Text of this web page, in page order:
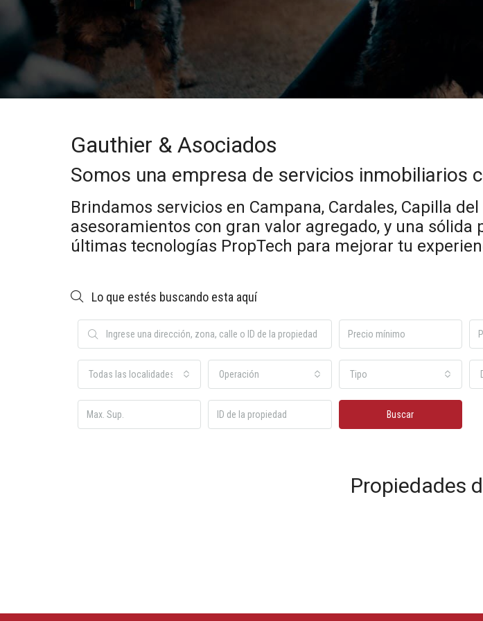
Gauthier & Asociados
Somos una empresa de servicios inmobiliarios
Brindamos servicios en Campana, Cardales, Capilla
asesoramientos con gran valor agregado, y una
últimas tecnologías PropTech para mejorar tu
Lo que estés buscando esta aquí
Todas las localidades o barrios Operación Tipo
Buscar
Propiedades